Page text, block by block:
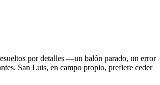
por detalles —un balón parado, un error
San Luis, en campo propio, prefiere ceder